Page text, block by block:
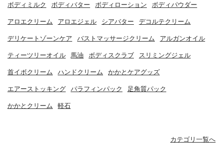
ボディミルク ボディバター ボディローション ボディパウダー
アロエクリーム アロエジェル シアバター デコルテクリーム
デリケートゾーンケア バストマッサージクリーム アルガンオイル
ティーツリーオイル 馬油 ボディスクラブ スリミングジェル
首イボクリーム ハンドクリーム かかとケアグッズ
エアーストッキング パラフィンパック 足角質パック
かかとクリーム 軽石
カテゴリ一覧へ